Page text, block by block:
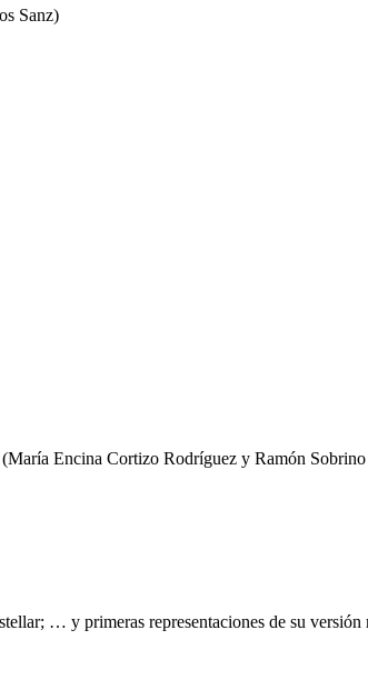
Sanz)
Encina Cortizo Rodríguez y Ramón
… y primeras representaciones de su versión